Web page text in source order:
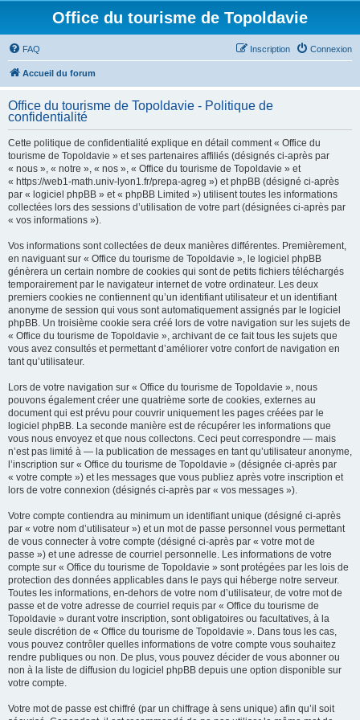
Office du tourisme de Topoldavie
FAQ Connexion
Inscription
Accueil du forum
Office du tourisme de Topoldavie - Politique de
confidentialité
Cette politique de confidentialité explique en détail comment « Office du
tourisme de Topoldavie » et ses partenaires affiliés (désignés ci-après par
« nous », « notre », « nos », « Office du tourisme de Topoldavie » et
« https://web1-math.univ-lyon1.fr/prepa-agreg ») et phpBB (désigné ci-après
par « logiciel phpBB » et « phpBB Limited ») utilisent toutes les informations
collectées lors des sessions d’utilisation de votre part (désignées ci-après par
« vos informations »).
Vos informations sont collectées de deux manières différentes. Premièrement,
en naviguant sur « Office du tourisme de Topoldavie », le logiciel phpBB
génèrera un certain nombre de cookies qui sont de petits fichiers téléchargés
temporairement par le navigateur internet de votre ordinateur. Les deux
premiers cookies ne contiennent qu’un identifiant utilisateur et un identifiant
anonyme de session qui vous sont automatiquement assignés par le logiciel
phpBB. Un troisième cookie sera créé lors de votre navigation sur les sujets de
« Office du tourisme de Topoldavie », archivant de ce fait tous les sujets que
vous avez consultés et permettant d’améliorer votre confort de navigation en
tant qu’utilisateur.
Lors de votre navigation sur « Office du tourisme de Topoldavie », nous
pouvons également créer une quatrième sorte de cookies, externes au
document qui est prévu pour couvrir uniquement les pages créées par le
logiciel phpBB. La seconde manière est de récupérer les informations que
vous nous envoyez et que nous collectons. Ceci peut correspondre — mais
n’est pas limité à — la publication de messages en tant qu’utilisateur anonyme,
l’inscription sur « Office du tourisme de Topoldavie » (désignée ci-après par
« votre compte ») et les messages que vous publiez après votre inscription et
lors de votre connexion (désignés ci-après par « vos messages »).
Votre compte contiendra au minimum un identifiant unique (désigné ci-après
par « votre nom d’utilisateur ») et un mot de passe personnel vous permettant
de vous connecter à votre compte (désigné ci-après par « votre mot de
passe ») et une adresse de courriel personnelle. Les informations de votre
compte sur « Office du tourisme de Topoldavie » sont protégées par les lois de
protection des données applicables dans le pays qui héberge notre serveur.
Toutes les informations, en-dehors de votre nom d’utilisateur, de votre mot de
passe et de votre adresse de courriel requis par « Office du tourisme de
Topoldavie » durant votre inscription, sont obligatoires ou facultatives, à la
seule discrétion de « Office du tourisme de Topoldavie ». Dans tous les cas,
vous pouvez contrôler quelles informations de votre compte vous souhaitez
rendre publiques ou non. De plus, vous pouvez décider de vous abonner ou
non à la liste de diffusion du logiciel phpBB depuis une option disponible sur
votre compte.
Votre mot de passe est chiffré (par un chiffrage à sens unique) afin qu’il soit